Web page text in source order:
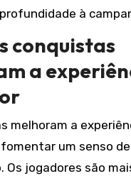
à
conquistas
a
melhoram a
um senso
Os jogadores são